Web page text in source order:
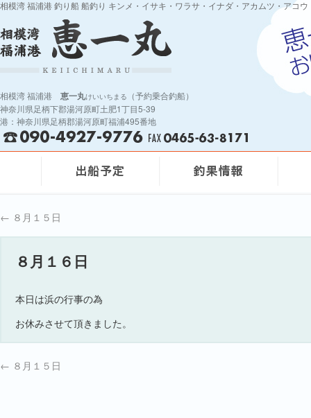
相模湾 福浦港 釣り船 船釣り キンメ・イサキ・ワラサ・イナダ・アカムツ・アコ
相模湾 福浦港 恵一丸けいいちまる
（予約乗合釣船）
神奈川県足柄下郡湯河原町土肥1丁目5-39
港：神奈川県足柄郡湯河原町福浦495番地
← ８月１５日
８月１６日
本日は浜の行事の為
お休みさせて頂きました。
← ８月１５日